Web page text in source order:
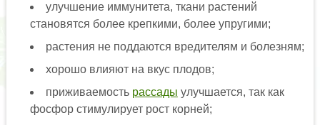
улучшение иммунитета, ткани растений
становятся более крепкими, более упругими;
растения не поддаются вредителям и болезням;
хорошо влияют на вкус плодов;
приживаемость рассады улучшается, так как
фосфор стимулирует рост корней;